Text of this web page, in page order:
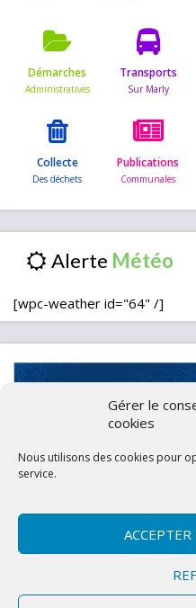
Gérer le
cookies
Nous utilisons des cookies pour
service.
Démarches Transports
Collecte Publications
Alerte
[wpc-weather id="64" /]
Politique de